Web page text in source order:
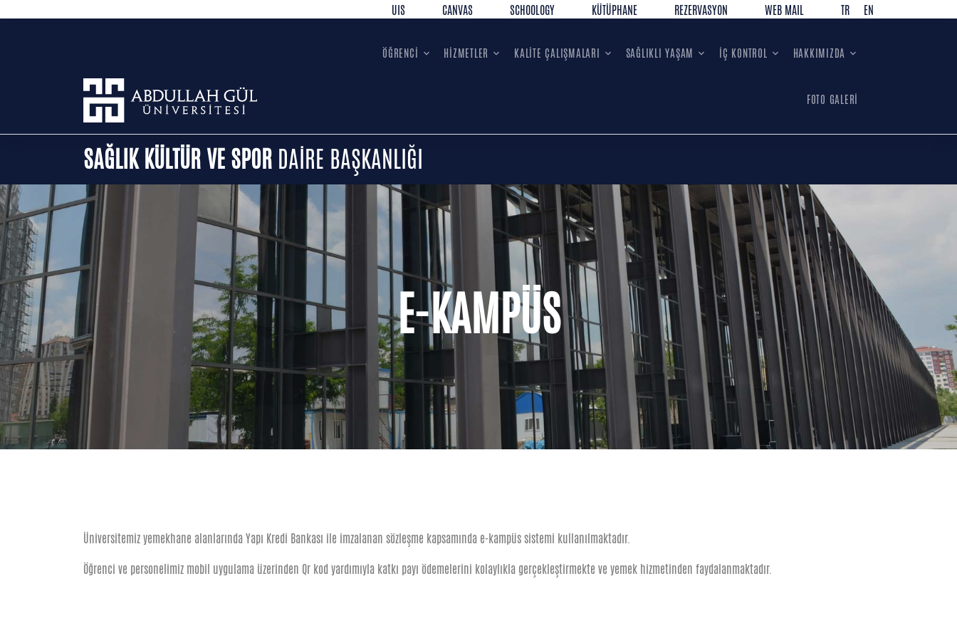
UIS CANVAS SCHOOLOGY KÜTÜPHANE REZERVASYON WEB MAIL TR EN
ÖĞRENCİ HİZMETLER KALİTE ÇALIŞMALARI SAĞLIKLI YAŞAM İÇ KONTROL HAKKIMIZDA
FOTO GALERİ
SAĞLIK KÜLTÜR VE SPOR DAİRE BAŞKANLIĞI
E-KAMPÜS
Üniversitemiz yemekhane alanlarında Yapı Kredi Bankası ile imzalanan sözleşme kapsamında e-kampüs sistemi kullanılmaktadır.
Öğrenci ve personelimiz mobil uygulama üzerinden Qr kod yardımıyla katkı payı ödemelerini kolaylıkla gerçekleştirmekte ve yemek hizmetinden faydalanmaktadır.